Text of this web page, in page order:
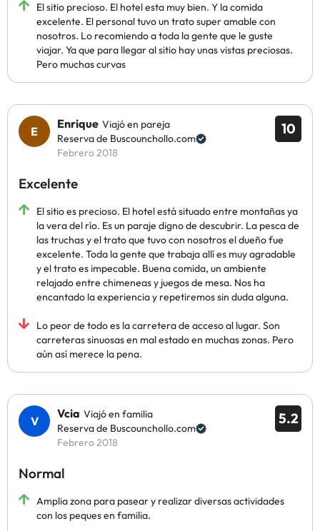
El sitio precioso. El hotel esta muy bien. Y la comida
excelente. El personal tuvo un trato super amable con
nosotros. Lo recomiendo a toda la gente que le guste
viajar. Ya que para llegar al sitio hay unas vistas preciosas.
Pero muchas curvas
10
Enrique Viajó en pareja
Reserva de Buscounchollo.com
Febrero 2018
Excelente
El sitio es precioso. El hotel está situado entre montañas ya
la vera del río. Es un paraje digno de descubrir. La pesca de
las truchas y el trato que tuvo con nosotros el dueño fue
excelente. Toda la gente que trabaja allí es muy agradable
y el trato es impecable. Buena comida, un ambiente
relajado entre chimeneas y juegos de mesa. Nos ha
encantado la experiencia y repetiremos sin duda alguna.
Lo peor de todo es la carretera de acceso al lugar. Son
carreteras sinuosas en mal estado en muchas zonas. Pero
aún así merece la pena.
5.2
Vcia Viajó en familia
Reserva de Buscounchollo.com
Febrero 2018
Normal
Amplia zona para pasear y realizar diversas actividades
con los peques en familia.